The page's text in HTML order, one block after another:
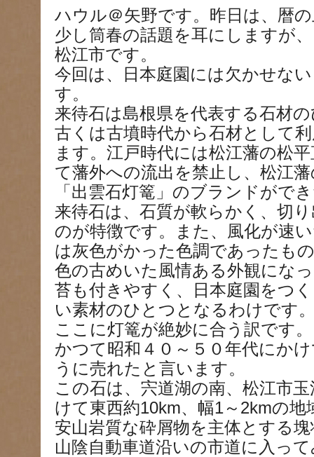
ハウル＠矢野です。昨日は、暦
少し筒春の話題を耳にしますが
松江市です。
今回は、日本庭園には欠かせな
す。
来待石は島根県を代表する石材
古くは古墳時代から石材として
ます。江戸時代には松江藩の松
て藩外への流出を禁止し、松江
「出雲石灯篭」のブランドがで
来待石は、石質が軟らかく、切
のが特徴です。また、風化が速
は灰色がかった色調であったも
色の古めいた風情ある外観にな
苔も付きやすく、日本庭園をつ
い素材のひとつとなるわけです
ここに灯篭が絶妙に合う訳です。
かつて昭和４０～５０年代にか
うに売れたと言います。
この石は、宍道湖の南、松江市
けて東西約10km、幅1～2kmの
安山岩質な砕屑物を主体とする
山陰自動車道沿いの市道に入っ